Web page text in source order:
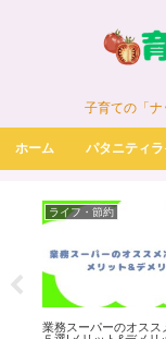
子育ての「
ホーム パタニティラ
ライフ・節約
業務スーパーのオスス